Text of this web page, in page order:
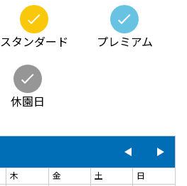
スタンダード プレミアム
休園日
木 金 土 日